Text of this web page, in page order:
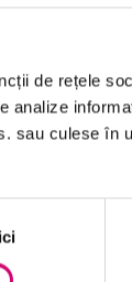
de rețele
analize
sau culese în
–
–